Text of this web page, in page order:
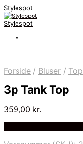
Stylespot
Stylespot
Forside / Bluser /
3p Tank Top
359,00 kr.